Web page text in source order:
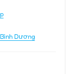
Dương